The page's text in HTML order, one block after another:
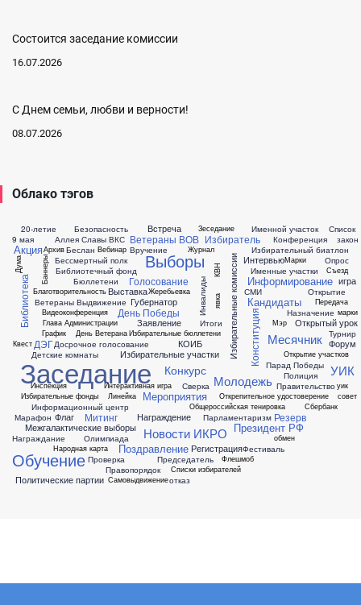
Состоится заседание комиссии
16.07.2026
С Днем семьи, любви и верности!
08.07.2026
Облако тэгов
20-летие
9 мая
Акция
Аллея Славы
Архив
Баннеры
Безопасность
Беслан
Бессмертный полк
Библиотека
Библиотечный фонд
Благотворительность
Бюллетени
ВКС
Вебинар
Ветераны
Ветераны ВОВ
Видеоконференция
Вручение
Встреча
Выборы
Выдвижение
Выставка
Глава Администрации
Голосование
График
Губернатор
ДЭГ
День Ветерана
День Победы
Детские комнаты
Досрочное голосование
Дума
Жеребьевка
Журнал
Заседание
Заявление
Зеседание
Избиратель
Избирательные бюллетени Избирательные комиссии
Избирательные участки
Избирательные фонды
Избирательный биатлон
Именной участок
Именные участки
Инвалиды
Инспекция Интерактивная игра
Интервью
Информационный центр
Информирование
Итоги
КВН
КОИБ
Кандидаты
Квест
Конкурс
Конституция
Конференция
Линейка
Марафон
Марки
Межгалактические выборы
Мероприятия
Месячник
Митинг
Молодежь
Мэр
Награждание
Награждение
Назначение
Народная карта
Новости ИКРО
Обучение
Общероссийская тенировка
Олимпиада
Опрос
Открепительное удостоверение
Открытие
Открытие участков
Открытый урок
Парад Победы
Парламентаризм
Передача
Поздравление
Политические партии
Полиция
Правительство
Правопорядок
Председатель
Президент РФ
Проверка
Регистрация
Резерв
СМИ
Самовыдвижение
Сбербанк
Сверка
Списки избирателей
Список
Съезд
Турнир
УИК
Фестиваль
Флаг
Флешмоб
Форум
закон
игра
марки
обмен
отказ
совет
уик
явка